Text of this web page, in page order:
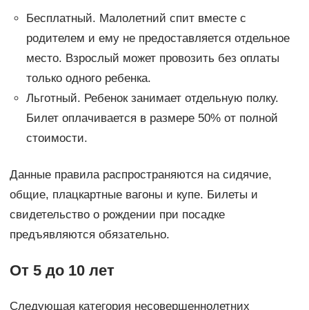
Бесплатный. Малолетний спит вместе с
родителем и ему не предоставляется отдельное
место. Взрослый может провозить без оплаты
только одного ребенка.
Льготный. Ребенок занимает отдельную полку.
Билет оплачивается в размере 50% от полной
стоимости.
Данные правила распространяются на сидячие,
общие, плацкартные вагоны и купе. Билеты и
свидетельство о рождении при посадке
предъявляются обязательно.
От 5 до 10 лет
Следующая категория несовершеннолетних